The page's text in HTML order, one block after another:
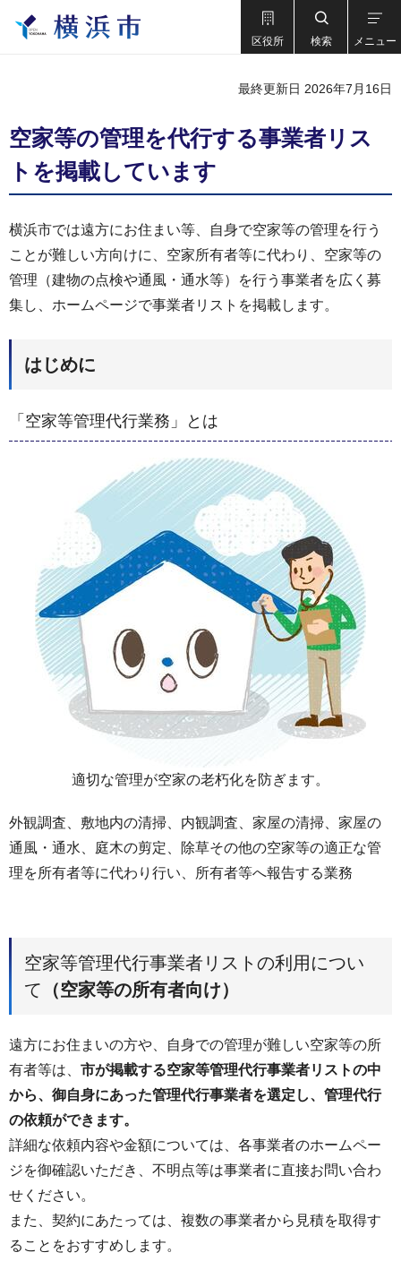
区役所 検索 メニュー
最終更新日 2026年7月16日
空家等の管理を代行する事業者リス
トを掲載しています
横浜市では遠方にお住まい等、自身で空家等の管理を行う
ことが難しい方向けに、空家所有者等に代わり、空家等の
管理（建物の点検や通風・通水等）を行う事業者を広く募
集し、ホームページで事業者リストを掲載します。
はじめに
「空家等管理代行業務」とは
適切な管理が空家の老朽化を防ぎます。
外観調査、敷地内の清掃、内観調査、家屋の清掃、家屋の
通風・通水、庭木の剪定、除草その他の空家等の適正な管
理を所有者等に代わり行い、所有者等へ報告する業務
空家等管理代行事業者リストの利用につい
て （空家等の所有者向け）
遠方にお住まいの方や、自身での管理が難しい空家等の所
有者等は、 市が掲載する空家等管理代行事業者リストの中
から、御自身にあった管理代行事業者を選定し、管理代行
の依頼ができます。
詳細な依頼内容や金額については、各事業者のホームペー
ジを御確認いただき、不明点等は事業者に直接お問い合わ
せください。
また、契約にあたっては、複数の事業者から見積を取得す
ることをおすすめします。